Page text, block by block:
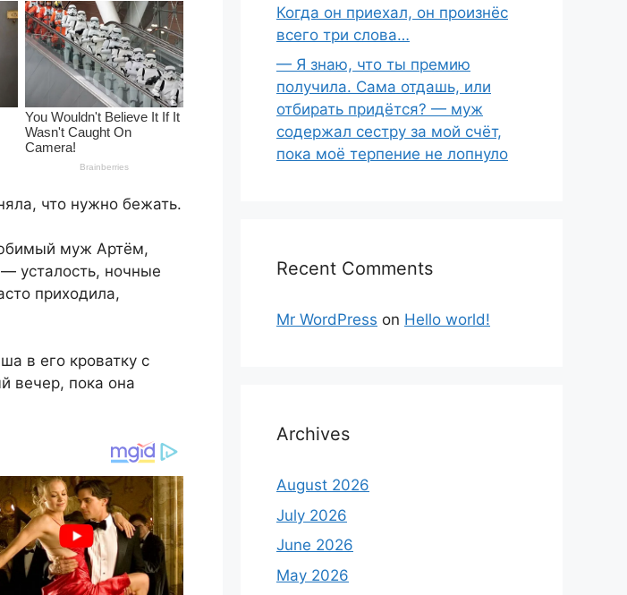
что нужно бежать.
муж Артём,
усталость, ночные
приходила,
в его кроватку с
вечер, пока она
Когда он приехал, он произнёс
всего три слова…
— Я знаю, что ты премию
получила. Сама отдашь, или
отбирать придётся? — муж
содержал сестру за мой счёт,
пока моё терпение не лопнуло
Recent Comments
Mr WordPress on Hello world!
Archives
August 2026
July 2026
June 2026
May 2026